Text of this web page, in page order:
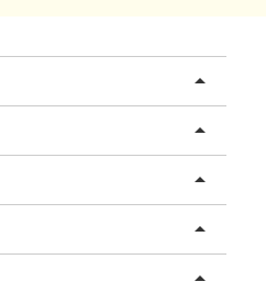
arrow_drop_up
arrow_drop_up
arrow_drop_up
arrow_drop_up
arrow_drop_up